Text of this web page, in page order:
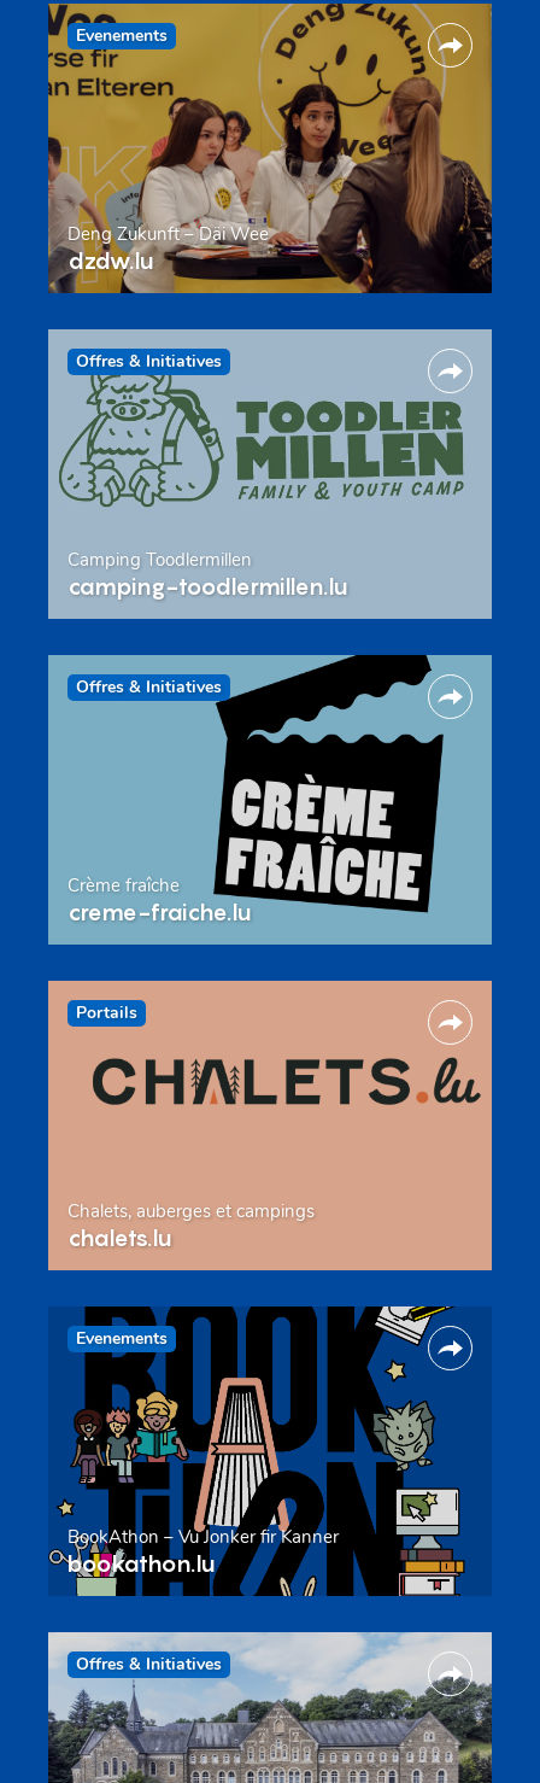
Evenements
Deng Zukunft – Däi Wee
dzdw.lu
Offres & Initiatives
Camping Toodlermillen
camping-toodlermillen.lu
Offres & Initiatives
Crème fraîche
creme-fraiche.lu
Portails
Chalets, auberges et campings
chalets.lu
Evenements
BookAthon – Vu Jonker fir Kanner
bookathon.lu
Offres & Initiatives